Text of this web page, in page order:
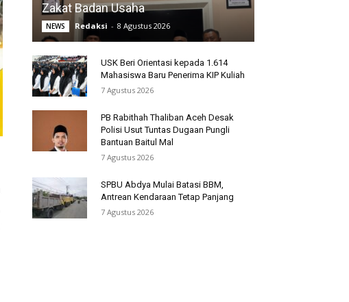
Zakat Badan Usaha
NEWS Redaksi - 8 Agustus 2026
USK Beri Orientasi kepada 1.614
Mahasiswa Baru Penerima KIP Kuliah
7 Agustus 2026
PB Rabithah Thaliban Aceh Desak
Polisi Usut Tuntas Dugaan Pungli
Bantuan Baitul Mal
7 Agustus 2026
SPBU Abdya Mulai Batasi BBM,
Antrean Kendaraan Tetap Panjang
7 Agustus 2026